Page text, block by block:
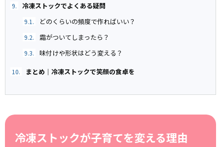
9. 冷凍ストックでよくある疑問
9.1. どのくらいの頻度で作ればいい？
9.2. 霜がついてしまったら？
9.3. 味付けや形状はどう変える？
10. まとめ｜冷凍ストックで笑顔の食卓を
冷凍ストックが子育てを変える理由